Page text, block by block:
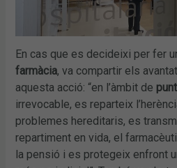
En cas que es decideixi per fer
farmàcia, va compartir els
aquesta acció: “en l’àmbit de
irrevocable, es reparteix
problemes hereditaris, es
repartiment en vida, el
la pensió i es protegeix enfront